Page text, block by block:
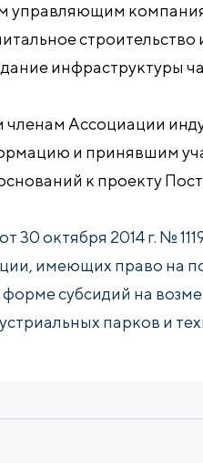
управляющим
строительство
инфраструктуры
Ассоциации
и принявшим
к проекту
30 октября 2014 г. №
имеющих право на
субсидий на
парков и